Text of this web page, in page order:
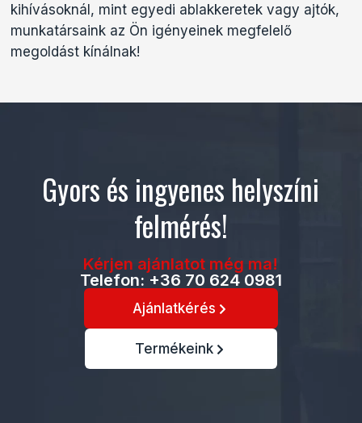
kihívásoknál, mint egyedi ablakkeretek vagy ajtók,
munkatársaink az Ön igényeinek megfelelő
megoldást kínálnak!
Gyors és ingyenes helyszíni
felmérés!
Kérjen ajánlatot még ma!
Telefon: +36 70 624 0981
Ajánlatkérés
Termékeink